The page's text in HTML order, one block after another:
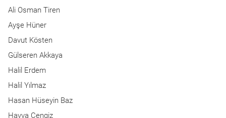
Ali Osman Tiren
Ayşe Hüner
Davut Kösten
Gülseren Akkaya
Halil Erdem
Halil Yılmaz
Hasan Hüseyin Baz
Havva Cengiz